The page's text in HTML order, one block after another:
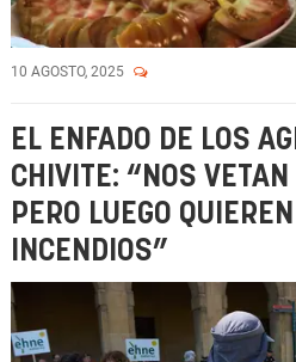
10 AGOSTO, 2025
EL ENFADO DE LOS
CHIVITE: “NOS
PERO LUEGO
INCENDIOS”